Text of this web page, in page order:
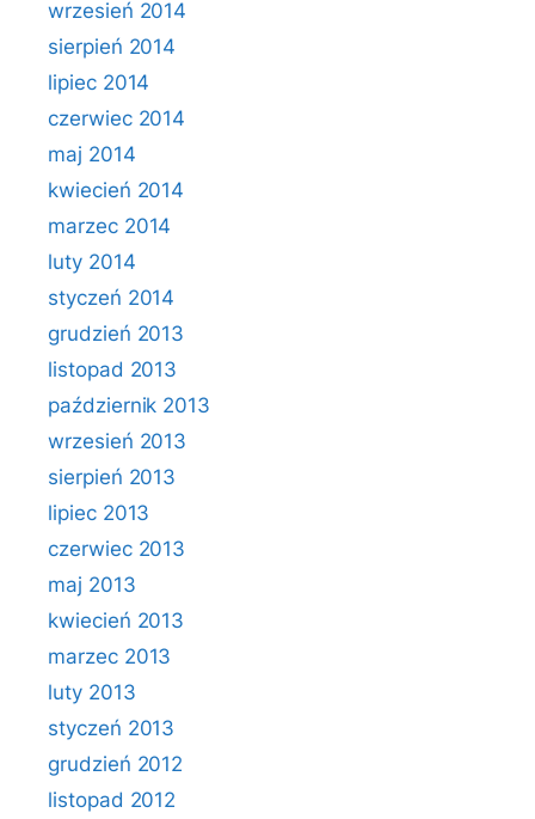
wrzesień 2014
sierpień 2014
lipiec 2014
czerwiec 2014
maj 2014
kwiecień 2014
marzec 2014
luty 2014
styczeń 2014
grudzień 2013
listopad 2013
październik 2013
wrzesień 2013
sierpień 2013
lipiec 2013
czerwiec 2013
maj 2013
kwiecień 2013
marzec 2013
luty 2013
styczeń 2013
grudzień 2012
listopad 2012